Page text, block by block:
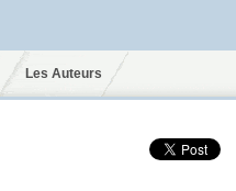
Les Auteurs